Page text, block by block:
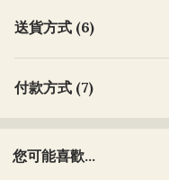
送貨方式 (6)
付款方式 (7)
您可能喜歡...